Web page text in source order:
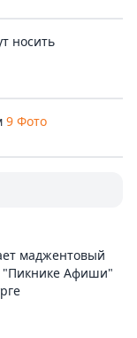
носить
9 Фото
маджентовый
Афиши"